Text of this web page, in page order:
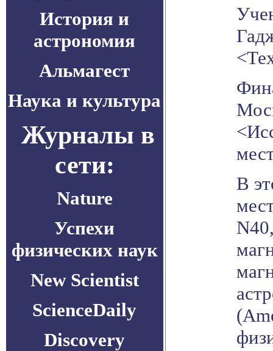
История и
астрономия
Альмагест
Наука и культура
Журналы в
сети:
Nature
Успехи
физических наук
New Scientist
ScienceDaily
Discovery
В